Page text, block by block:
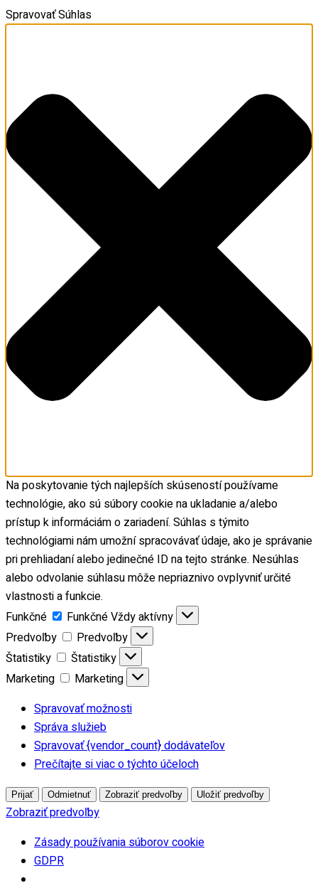
Spravovať Súhlas
Na poskytovanie tých najlepších skúseností používame
technológie, ako sú súbory cookie na ukladanie a/alebo
prístup k informáciám o zariadení. Súhlas s týmito
technológiami nám umožní spracovávať údaje, ako je správanie
pri prehliadaní alebo jedinečné ID na tejto stránke. Nesúhlas
alebo odvolanie súhlasu môže nepriaznivo ovplyvniť určité
vlastnosti a funkcie.
Funkčné
FunkčnéVždy aktívny
Predvoľby
Predvoľby
Štatistiky
Štatistiky
Marketing
Marketing
Spravovať možnosti
Správa služieb
Spravovať {vendor_count} dodávateľov
Prečítajte si viac o týchto účeloch
Prijať Odmietnuť Zobraziť predvoľby Uložiť predvoľby
Zobraziť predvoľby
Zásady používania súborov cookie
GDPR